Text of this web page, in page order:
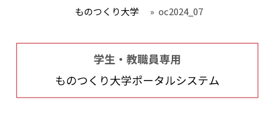
ものつくり大学 » oc2024_07